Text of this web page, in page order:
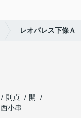
レオパレス下條Ａ
則貞
開
西小串